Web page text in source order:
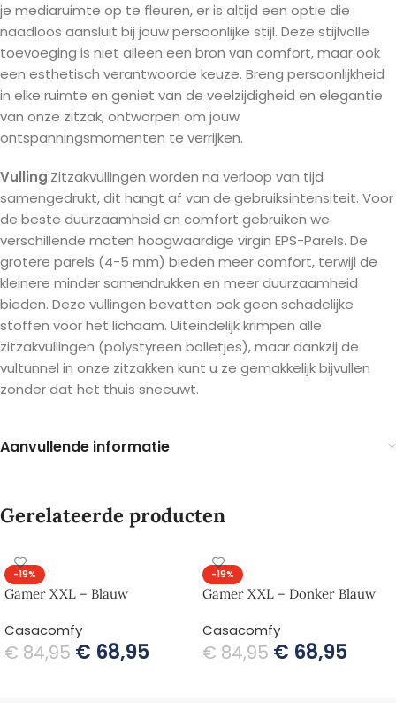
je mediaruimte op te fleuren, er is altijd een optie die
naadloos aansluit bij jouw persoonlijke stijl. Deze stijlvolle
toevoeging is niet alleen een bron van comfort, maar ook
een esthetisch verantwoorde keuze. Breng persoonlijkheid
in elke ruimte en geniet van de veelzijdigheid en elegantie
van onze zitzak, ontworpen om jouw
ontspanningsmomenten te verrijken.
Vulling:Zitzakvullingen worden na verloop van tijd
samengedrukt, dit hangt af van de gebruiksintensiteit. Voor
de beste duurzaamheid en comfort gebruiken we
verschillende maten hoogwaardige virgin EPS-Parels. De
grotere parels (4-5 mm) bieden meer comfort, terwijl de
kleinere minder samendrukken en meer duurzaamheid
bieden. Deze vullingen bevatten ook geen schadelijke
stoffen voor het lichaam. Uiteindelijk krimpen alle
zitzakvullingen (polystyreen bolletjes), maar dankzij de
vultunnel in onze zitzakken kunt u ze gemakkelijk bijvullen
zonder dat het thuis sneeuwt.
Aanvullende informatie
Gerelateerde producten
-19%
Gamer XXL – Blauw
Casacomfy
€84,95 € 68,95
-19%
Gamer XXL – Donker Blauw
Casacomfy
€84,95 € 68,95